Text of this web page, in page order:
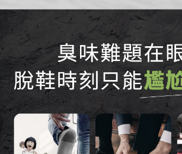
鞋裡面，也體面 給足呵護，貼身照顧您的